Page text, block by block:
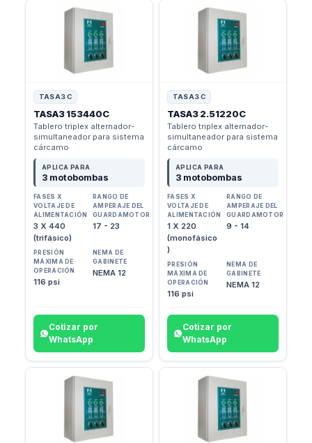
TASA3 C
TASA3 153440C
Tablero triplex alternador-
simultaneador para sistema
cárcamo
APLICA PARA
3 motobombas
FASES X
VOLTAJE DE
ALIMENTACIÓN
3 X 440
(trifásico)
RANGO DE
AMPERAJE DEL
GUARDAMOTOR
17 - 23
PRESIÓN
MÁXIMA DE
OPERACIÓN
116 psi
NEMA DE
GABINETE
NEMA 12
Cotizar por
WhatsApp
TASA3 C
TASA3 2.51220C
Tablero triplex alternador-
simultaneador para sistema
cárcamo
APLICA PARA
3 motobombas
FASES X
VOLTAJE DE
ALIMENTACIÓN
1 X 220
(monofásico
)
RANGO DE
AMPERAJE DEL
GUARDAMOTOR
9 - 14
PRESIÓN
MÁXIMA DE
OPERACIÓN
116 psi
NEMA DE
GABINETE
NEMA 12
Cotizar por
WhatsApp